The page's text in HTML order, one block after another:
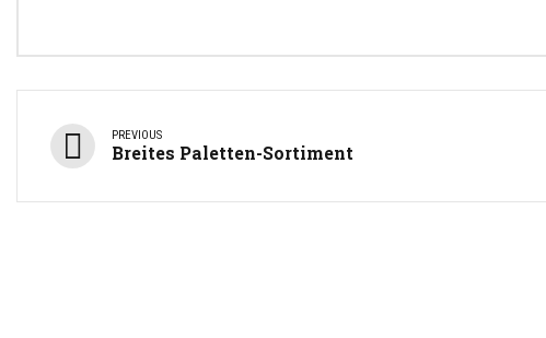
PREVIOUS
Breites Paletten-Sortiment